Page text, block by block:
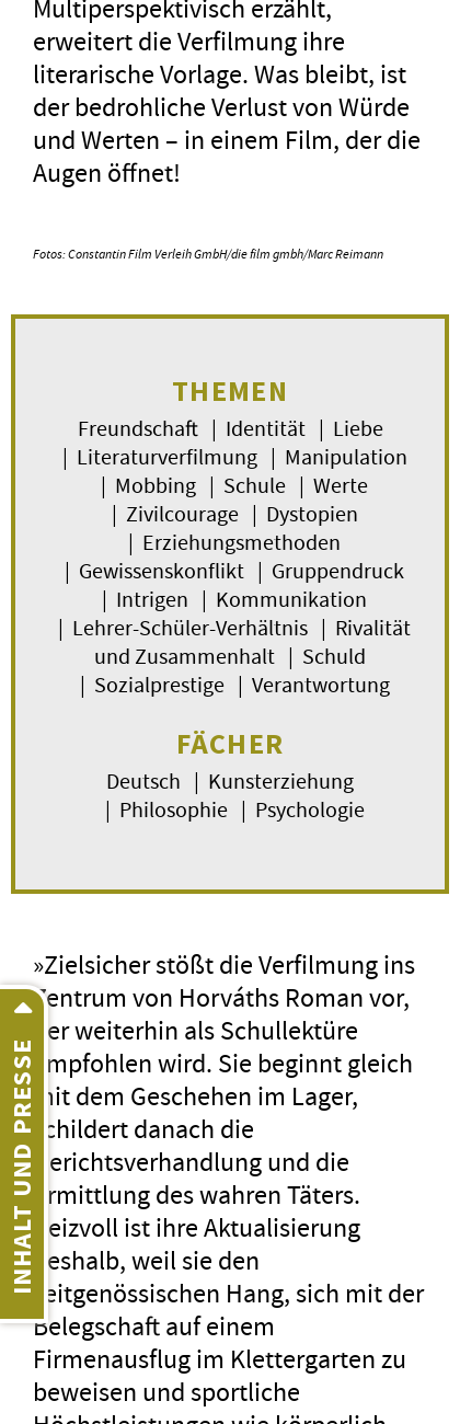
INHALT UND PRESSE
Multiperspektivisch erzählt,
erweitert die Verfilmung ihre
literarische Vorlage. Was bleibt, ist
der bedrohliche Verlust von Würde
und Werten – in einem Film, der die
Augen öffnet!
Fotos:Constantin Film VerleihGmbH/die film gmbh/Marc Reimann
THEMEN
Freundschaft | Identität | Liebe
| Literaturverfilmung | Manipulation
| Mobbing | Schule | Werte
| Zivilcourage | Dystopien
| Erziehungsmethoden
| Gewissenskonflikt | Gruppendruck
| Intrigen | Kommunikation
| Lehrer-Schüler-Verhältnis | Rivalität
und Zusammenhalt | Schuld
| Sozialprestige | Verantwortung
FÄCHER
Deutsch | Kunsterziehung
| Philosophie | Psychologie
»Zielsicher stößt die Verfilmung ins
Zentrum von Horváths Roman vor,
der weiterhin als Schullektüre
empfohlen wird. Sie beginnt gleich
mit dem Geschehen im Lager,
schildert danach die
Gerichtsverhandlung und die
Ermittlung des wahren Täters.
Reizvoll ist ihre Aktualisierung
deshalb, weil sie den
zeitgenössischen Hang, sich mit der
Belegschaft auf einem
Firmenausflug im Klettergarten zu
beweisen und sportliche